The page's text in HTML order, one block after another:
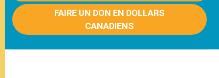
FAIRE UN DON EN DOLLARS
CANADIENS